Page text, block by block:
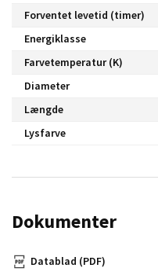
Forventet levetid (timer)
Energiklasse
Farvetemperatur (K)
Diameter
Længde
Lysfarve
Dokumenter
Datablad (PDF)